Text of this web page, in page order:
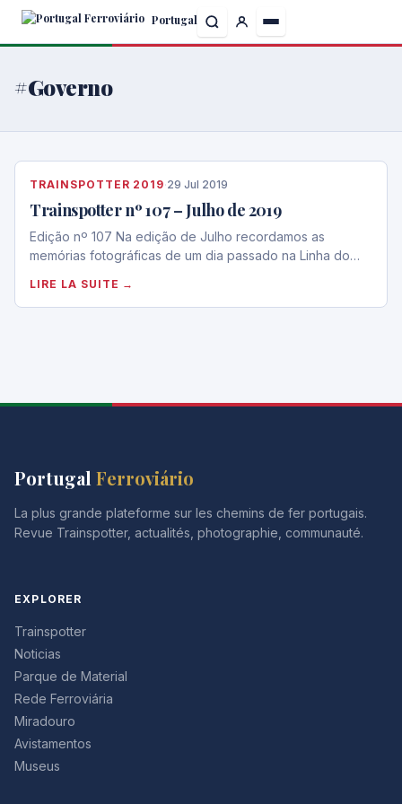
Skip
content
Portugal
#Governo
TRAINSPOTTER 2019·29 Jul 2019
Trainspotter nº 107 – Julho de 2019
Edição nº 107 Na edição de Julho recordamos as
memórias fotográficas de um dia passado na Linha do…
LIRE LA SUITE →
Portugal Ferroviário
La plus grande plateforme sur les chemins de fer portugais.
Revue Trainspotter, actualités, photographie, communauté.
EXPLORER
Trainspotter
Noticias
Parque de Material
Rede Ferroviária
Miradouro
Avistamentos
Museus